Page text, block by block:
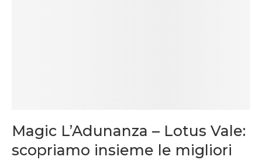
Magic L’Adunanza – Lotus Vale:
scopriamo insieme le migliori